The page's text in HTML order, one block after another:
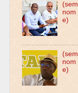
(sem
nom
e)
(sem
nom
e)